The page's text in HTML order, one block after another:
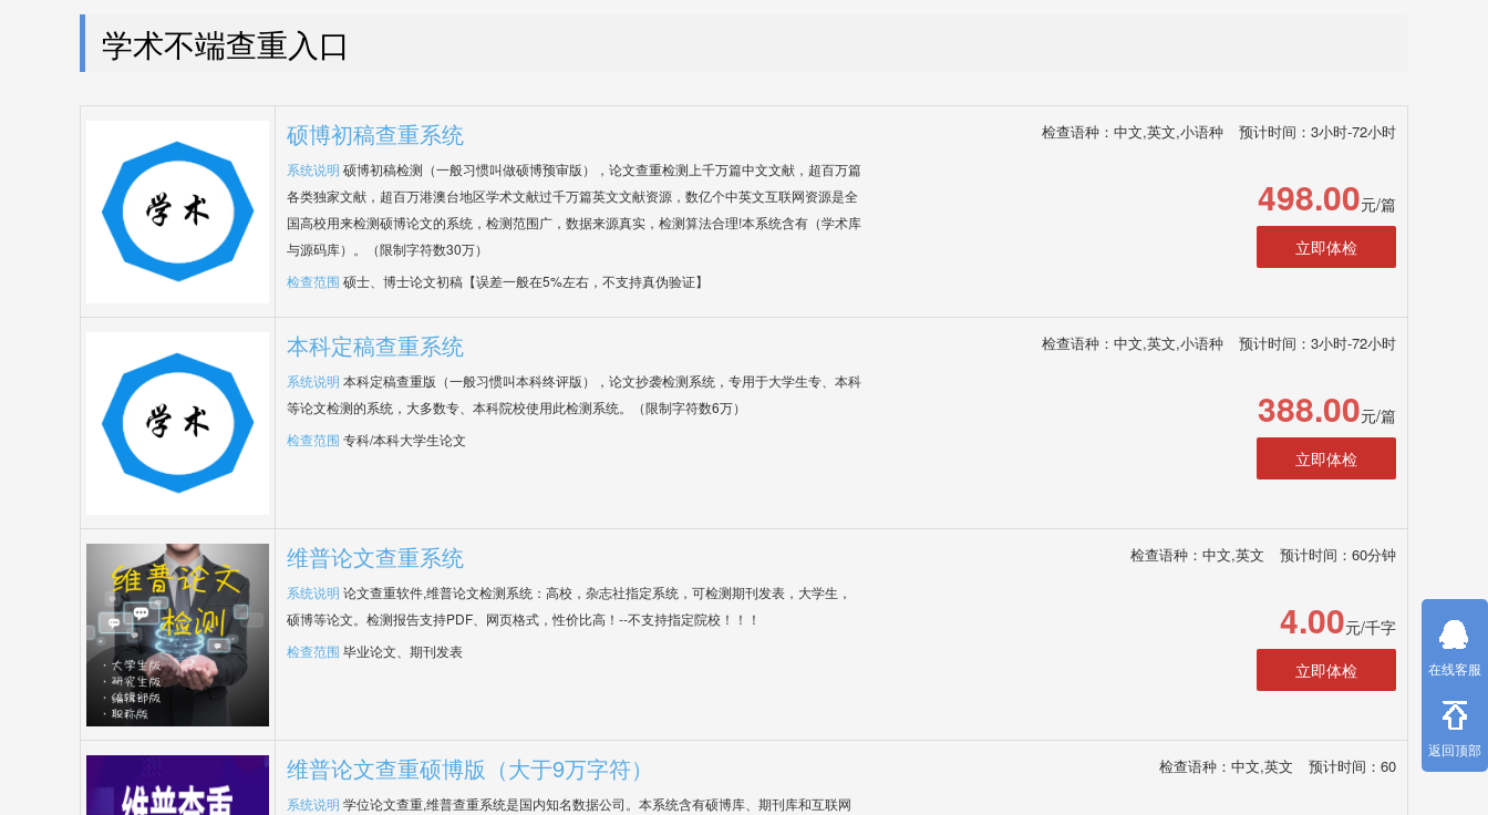
学术不端查重入口
硕博初稿查重系统 检查语种：中文,英文,小语种 预计时间：3小时-72小时
系统说明 硕博初稿检测（一般习惯叫做硕博预审版），论文查重检测上千万篇中文文献，超百万篇
各类独家文献，超百万港澳台地区学术文献过千万篇英文文献资源，数亿个中英文互联网资源是全
国高校用来检测硕博论文的系统，检测范围广，数据来源真实，检测算法合理!本系统含有（学术库
与源码库）。（限制字符数30万）
检查范围 硕士、博士论文初稿【误差一般在5%左右，不支持真伪验证】
498.00元/篇
立即体检
本科定稿查重系统 检查语种：中文,英文,小语种 预计时间：3小时-72小时
系统说明 本科定稿查重版（一般习惯叫本科终评版），论文抄袭检测系统，专用于大学生专、本科
等论文检测的系统，大多数专、本科院校使用此检测系统。（限制字符数6万）
检查范围 专科/本科大学生论文
388.00元/篇
立即体检
维普论文查重系统 检查语种：中文,英文 预计时间：60分钟
系统说明 论文查重软件,维普论文检测系统：高校，杂志社指定系统，可检测期刊发表，大学生，
硕博等论文。检测报告支持PDF、网页格式，性价比高！--不支持指定院校！！！
检查范围 毕业论文、期刊发表
4.00元/千字
立即体检
维普论文查重硕博版（大于9万字符） 检查语种：中文,英文 预计时间：60
系统说明 学位论文查重,维普查重系统是国内知名数据公司。本系统含有硕博库、期刊库和互联网
在线客服
返回顶部